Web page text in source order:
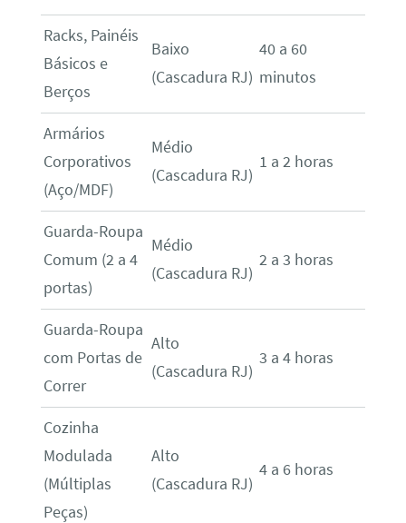
Racks, Painéis
Básicos e
Berços
Baixo
(Cascadura RJ)
40 a 60
minutos
Armários
Corporativos
(Aço/MDF)
Médio
(Cascadura RJ)
1 a 2 horas
Guarda-Roupa
Comum (2 a 4
portas)
Médio
(Cascadura RJ)
2 a 3 horas
Guarda-Roupa
com Portas de
Correr
Alto
(Cascadura RJ)
3 a 4 horas
Cozinha
Modulada
(Múltiplas
Peças)
Alto
(Cascadura RJ)
4 a 6 horas